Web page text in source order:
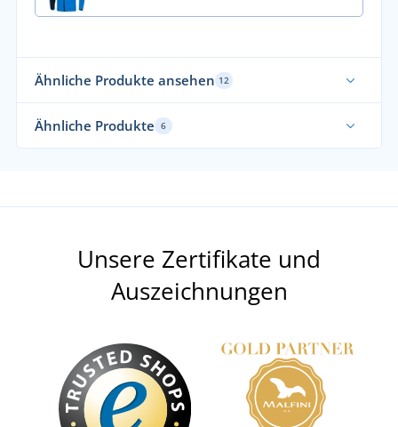
Ähnliche Produkte ansehen 12
+3
Ähnliche Produkte 6
Unsere Zertifikate und
Auszeichnungen